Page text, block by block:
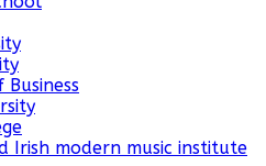
Irish modern music institute